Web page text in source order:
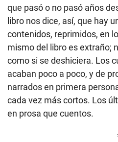
que pasó o no pasó años
libro nos dice, así, que hay
contenidos, reprimidos, en
mismo del libro es extraño;
como si se deshiciera. Los
acaban poco a poco, y de
narrados en primera
cada vez más cortos. Los
en prosa que cuentos.
* *